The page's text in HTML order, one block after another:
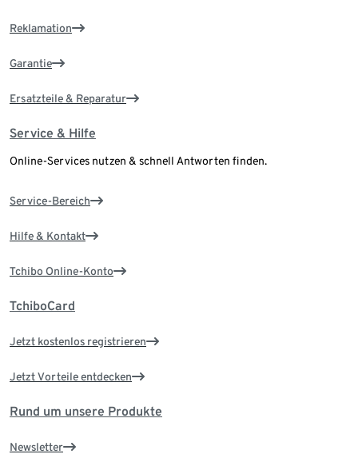
Reklamation
Garantie
Ersatzteile & Reparatur
Service & Hilfe
Online-Services nutzen & schnell Antworten finden.
Service-Bereich
Hilfe & Kontakt
Tchibo Online-Konto
TchiboCard
Jetzt kostenlos registrieren
Jetzt Vorteile entdecken
Rund um unsere Produkte
Newsletter